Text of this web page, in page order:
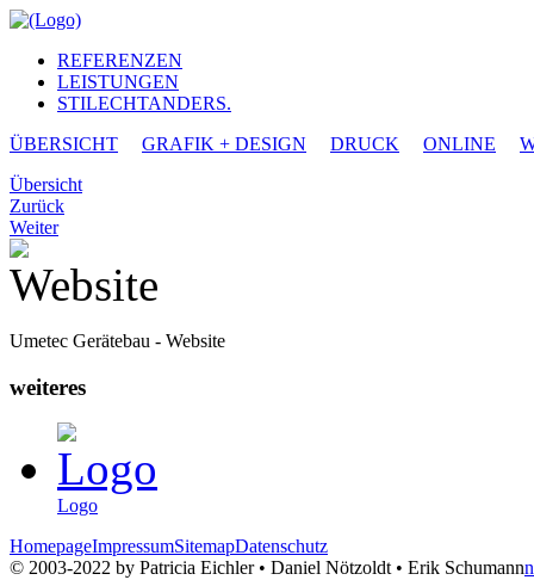
REFERENZEN
LEISTUNGEN
STILECHTANDERS.
ÜBERSICHT
GRAFIK + DESIGN DRUCK ONLINE
Übersicht
Zurück
Weiter
Umetec Gerätebau - Website
weiteres
Logo
HomepageImpressumSitemapDatenschutz
© 2003-2022 by Patricia Eichler • Daniel Nötzoldt • Erik Schumann